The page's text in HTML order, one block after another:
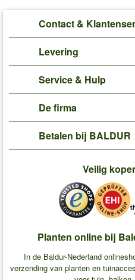
Contact &
Levering
Service & Hulp
De firma
Betalen bij BALDUR
Veilig
Planten online bij
In de Baldur-Nederland
verzending van planten en